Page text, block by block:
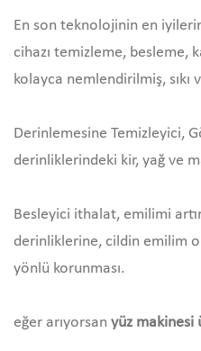
En son teknolojinin en
cihazı temizleme, besleme,
kolayca nemlendirilmiş,
Derinlemesine Temizleyici,
derinliklerindeki kir, yağ ve
Besleyici ithalat, emilimi
derinliklerine, cildin emilim
yönlü korunması.
eğer arıyorsan yüz makinesi